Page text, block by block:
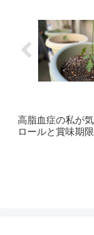
高脂血症の私が
ロールと賞味期